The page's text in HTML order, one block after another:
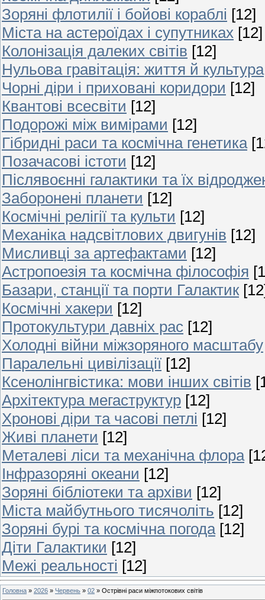
Зоряні флотилії і бойові кораблі [12]
Міста на астероїдах і супутниках [12]
Колонізація далеких світів [12]
Нульова гравітація: життя й культура
Чорні діри і приховані коридори [12]
Квантові всесвіти [12]
Подорожі між вимірами [12]
Гібридні раси та космічна генетика
Позачасові істоти [12]
Післявоєнні галактики та їх
Заборонені планети [12]
Космічні релігії та культи [12]
Механіка надсвітлових двигунів [12]
Мисливці за артефактами [12]
Астропоезія та космічна філософія
Базари, станції та порти Галактик
Космічні хакери [12]
Протокультури давніх рас [12]
Холодні війни міжзоряного масштабу
Паралельні цивілізації [12]
Ксенолінгвістика: мови інших світів
Архітектура мегаструктур [12]
Хронові діри та часові петлі [12]
Живі планети [12]
Металеві ліси та механічна флора
Інфразоряні океани [12]
Зоряні бібліотеки та архіви [12]
Міста майбутнього тисячоліть [12]
Зоряні бурі та космічна погода [12]
Діти Галактики [12]
Межі реальності [12]
Головна » 2026 » Червень » 02 » Острівні раси міжпотокових світів